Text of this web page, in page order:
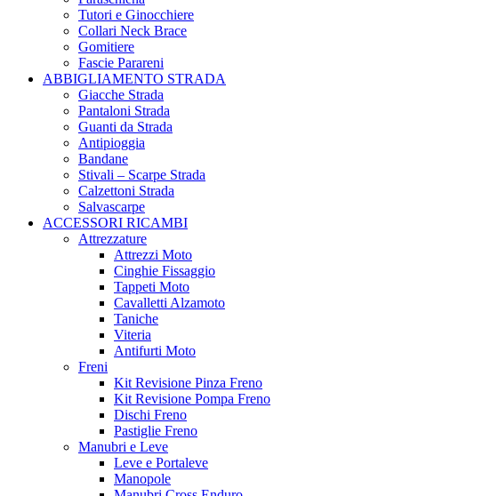
Tutori e Ginocchiere
Collari Neck Brace
Gomitiere
Fascie Parareni
ABBIGLIAMENTO STRADA
Giacche Strada
Pantaloni Strada
Guanti da Strada
Antipioggia
Bandane
Stivali – Scarpe Strada
Calzettoni Strada
Salvascarpe
ACCESSORI RICAMBI
Attrezzature
Attrezzi Moto
Cinghie Fissaggio
Tappeti Moto
Cavalletti Alzamoto
Taniche
Viteria
Antifurti Moto
Freni
Kit Revisione Pinza Freno
Kit Revisione Pompa Freno
Dischi Freno
Pastiglie Freno
Manubri e Leve
Leve e Portaleve
Manopole